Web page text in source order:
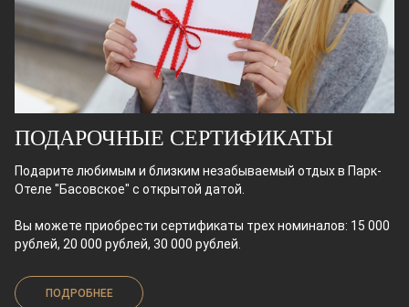
ПОДАРОЧНЫЕ СЕРТИФИКАТЫ
Подарите любимым и близким незабываемый отдых в Парк-
Отеле "Басовское" с открытой датой.
Вы можете приобрести сертификаты трех номиналов: 15 000
рублей, 20 000 рублей, 30 000 рублей.
ПОДРОБНЕЕ